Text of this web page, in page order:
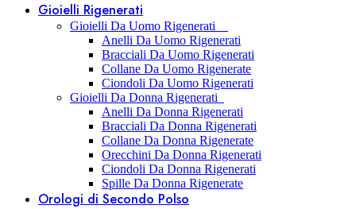
Gioielli Rigenerati
Gioielli Da Uomo Rigenerati
Anelli Da Uomo Rigenerati
Bracciali Da Uomo Rigenerati
Collane Da Uomo Rigenerate
Ciondoli Da Uomo Rigenerati
Gioielli Da Donna Rigenerati
Anelli Da Donna Rigenerati
Bracciali Da Donna Rigenerati
Collane Da Donna Rigenerate
Orecchini Da Donna Rigenerati
Ciondoli Da Donna Rigenerati
Spille Da Donna Rigenerate
Orologi di Secondo Polso